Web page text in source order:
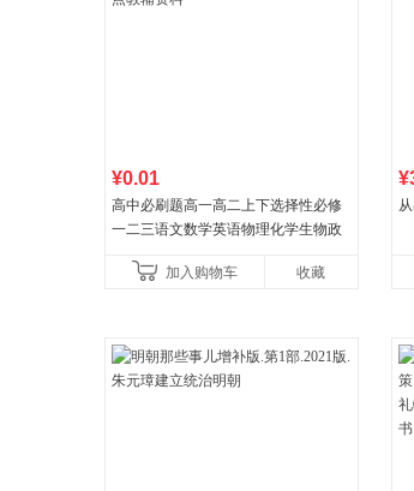
¥0.01
高中必刷题高一高二上下选择性必修
一二三语文数学英语物理化学生物政
教辅资料加入购物车 收藏